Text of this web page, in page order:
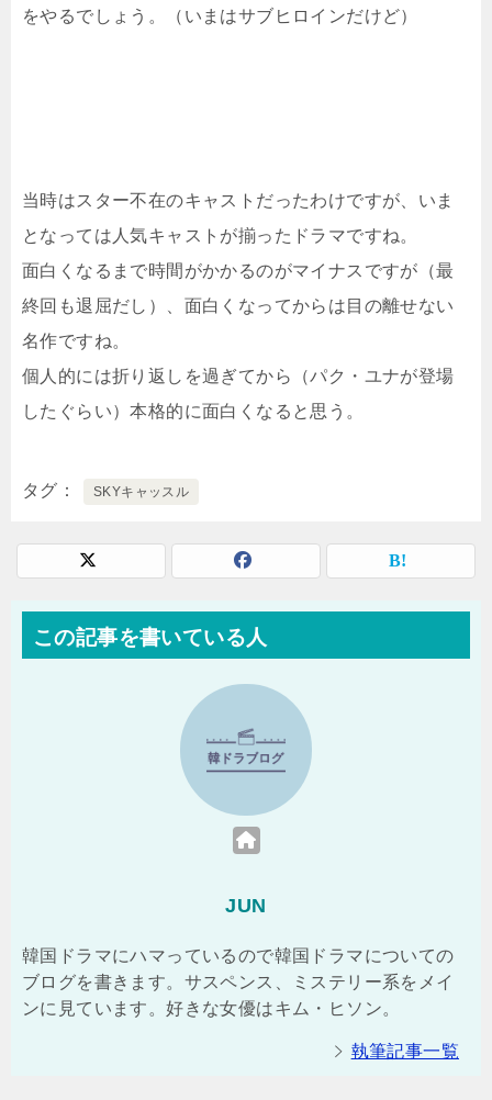
をやるでしょう。（いまはサブヒロインだけど）
当時はスター不在のキャストだったわけですが、いま
となっては人気キャストが揃ったドラマですね。
面白くなるまで時間がかかるのがマイナスですが（最
終回も退屈だし）、面白くなってからは目の離せない
名作ですね。
個人的には折り返しを過ぎてから（パク・ユナが登場
したぐらい）本格的に面白くなると思う。
タグ SKYキャッスル
この記事を書いている人
JUN
韓国ドラマにハマっているので韓国ドラマについての
ブログを書きます。サスペンス、ミステリー系をメイ
ンに見ています。好きな女優はキム・ヒソン。
執筆記事一覧